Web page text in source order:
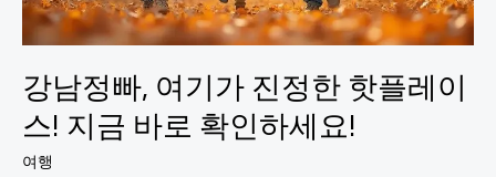
강남정빠, 여기가 진정한 핫플레이
스! 지금 바로 확인하세요!
여행